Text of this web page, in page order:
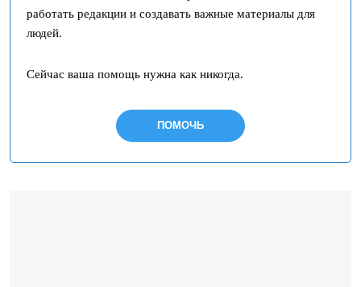
работать редакции и создавать важные материалы для
людей.
Сейчас ваша помощь нужна как никогда.
ПОМОЧЬ